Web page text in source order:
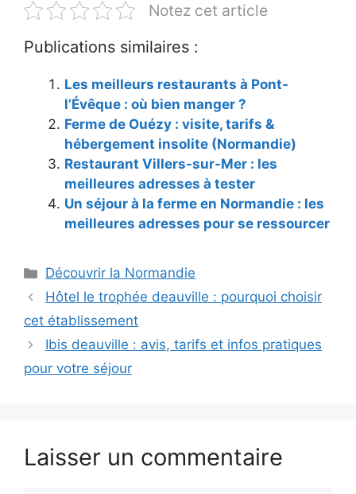
Notez cet article
Publications similaires :
Les meilleurs restaurants à Pont-
l’Évêque : où bien manger ?
Ferme de Ouézy : visite, tarifs &
hébergement insolite (Normandie)
Restaurant Villers-sur-Mer : les
meilleures adresses à tester
Un séjour à la ferme en Normandie : les
meilleures adresses pour se ressourcer
Catégories
Découvrir la Normandie
Hôtel le trophée deauville : pourquoi choisir
cet établissement
Ibis deauville : avis, tarifs et infos pratiques
pour votre séjour
Laisser un commentaire